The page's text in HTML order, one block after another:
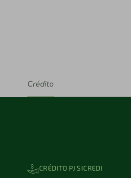
Crédito
CRÉDITO PJ SICREDI